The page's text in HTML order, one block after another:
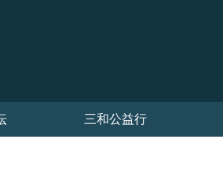
三和公益行